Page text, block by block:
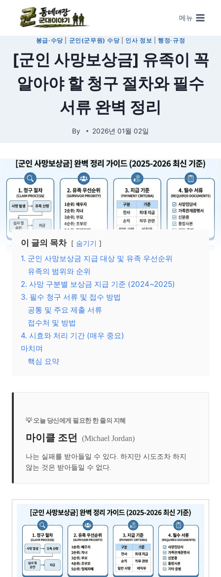
Skip to content
메뉴
봉급·수당| 군인(군무원) 수당| 인사 정보 |행정·규정
[군인 사망보상금] 유족이 꼭
알아야 할 청구 절차와 필수
서류 완벽 정리
By 2026년 01월 02일
이 글의 목차 숨기기
1. 군인 사망보상금 지급 대상 및 유족 우선순위
유족의 범위와 순위
2. 사망 구분별 보상금 지급 기준 (2024~2025)
3. 필수 청구 서류 및 접수 방법
공통 및 주요 제출 서류
접수처 및 방법
4. 시효와 처리 기간 (매우 중요)
마치며
핵심 요약
💡 오늘 당신에게 필요한 한 줄의 지혜
마이클 조던 (Michael Jordan)
나는 실패를 받아들일 수 있다. 하지만 시도조차 하지
않는 것은 받아들일 수 없다.